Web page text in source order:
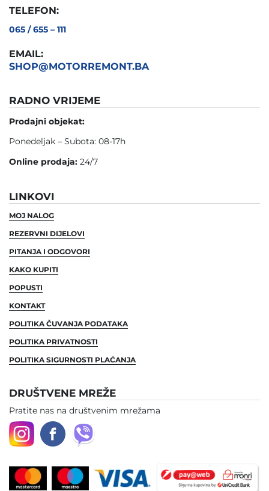
TELEFON:
065 / 655 – 111
EMAIL:
SHOP@MOTORREMONT.BA
RADNO VRIJEME
Prodajni objekat:
Ponedeljak – Subota: 08-17h
Online prodaja: 24/7
LINKOVI
MOJ NALOG
REZERVNI DIJELOVI
PITANJA I ODGOVORI
KAKO KUPITI
POPUSTI
KONTAKT
POLITIKA ČUVANJA PODATAKA
POLITIKA PRIVATNOSTI
POLITIKA SIGURNOSTI PLAĆANJA
DRUŠTVENE MREŽE
Pratite nas na društvenim mrežama